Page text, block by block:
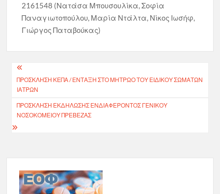
2161548 (Νατάσα Μπουσουλίκα, Σοφία
Παναγιωτοπούλου, Μαρία Ντάλτα, Νίκος Ιωσήφ,
Γιώργος Παταβούκας)
Πλοήγηση
άρθρων
ΠΡΟΣΚΛΗΣΗ ΚΕΠΑ / ΕΝΤΑΞΗ ΣΤΟ ΜΗΤΡΩΟ ΤΟΥ ΕΙΔΙΚΟΥ ΣΩΜΑΤΩΝ
ΙΑΤΡΩΝ
ΠΡΌΣΚΛΗΣΗ ΕΚΔΉΛΩΣΗΣ ΕΝΔΙΑΦΈΡΟΝΤΟΣ ΓΕΝΙΚΟΎ
ΝΟΣΟΚΟΜΕΊΟΥ ΠΡΈΒΕΖΑΣ